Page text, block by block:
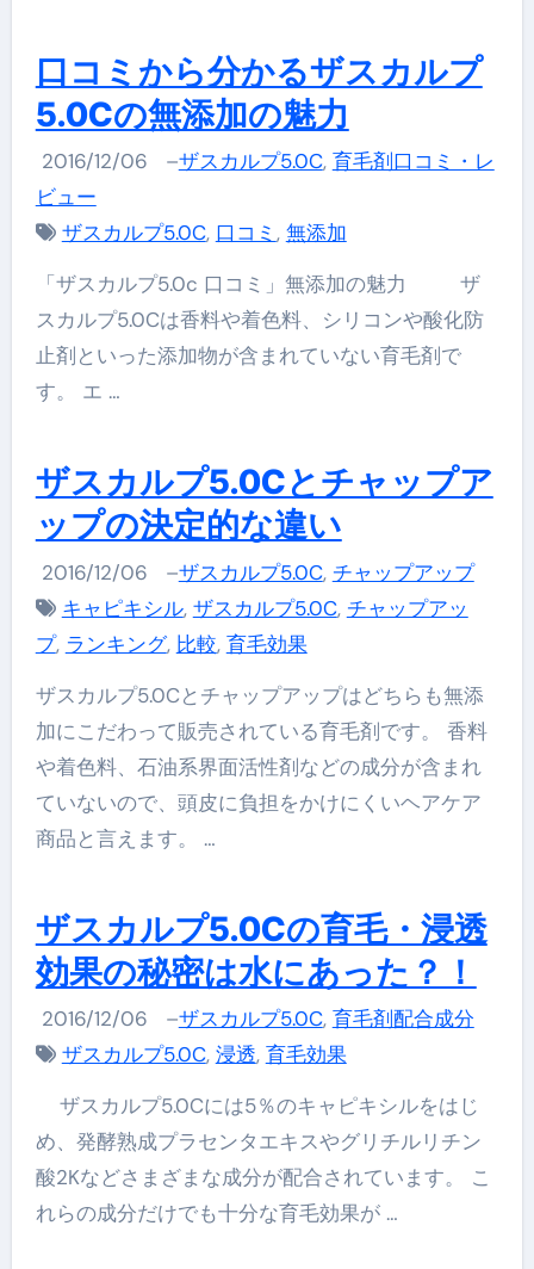
口コミから分かるザスカルプ
5.0Cの無添加の魅力
2016/12/06 –ザスカルプ5.0C, 育毛剤口コミ・レ
ビュー
ザスカルプ5.0C, 口コミ , 無添加
「ザスカルプ5.0c 口コミ」無添加の魅力 ザ
スカルプ5.0Cは香料や着色料、シリコンや酸化防
止剤といった添加物が含まれていない育毛剤で
す。 エ …
ザスカルプ5.0Cとチャップア
ップの決定的な違い
2016/12/06 –ザスカルプ5.0C, チャップアップ
キャピキシル, ザスカルプ5.0C, チャップアッ
プ, ランキング, 比較, 育毛効果
ザスカルプ5.0Cとチャップアップはどちらも無添
加にこだわって販売されている育毛剤です。 香料
や着色料、石油系界面活性剤などの成分が含まれ
ていないので、頭皮に負担をかけにくいヘアケア
商品と言えます。 …
ザスカルプ5.0Cの育毛・浸透
効果の秘密は水にあった？！
2016/12/06 –ザスカルプ5.0C, 育毛剤配合成分
ザスカルプ5.0C, 浸透, 育毛効果
ザスカルプ5.0Cには5％のキャピキシルをはじ
め、発酵熟成プラセンタエキスやグリチルリチン
酸2Kなどさまざまな成分が配合されています。 こ
れらの成分だけでも十分な育毛効果が …